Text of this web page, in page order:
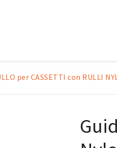
per CASSETTI con RULLI